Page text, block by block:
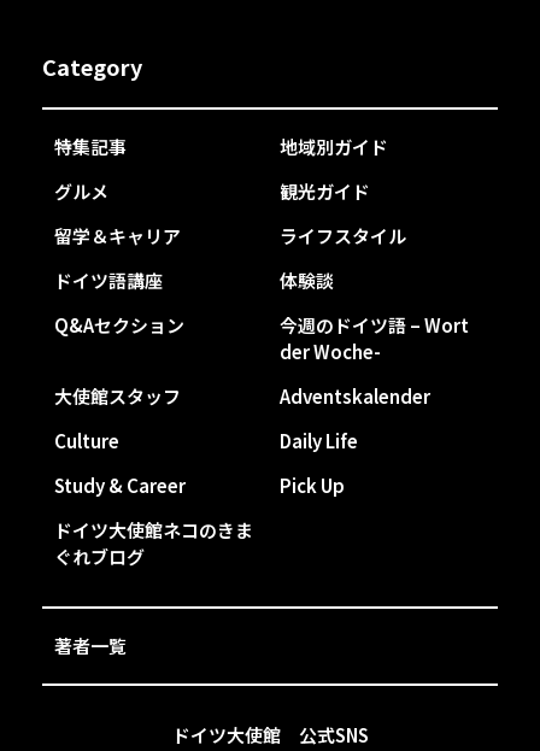
ドイツ大使館 公式SNS
Category
特集記事
地域別ガイド
グルメ
観光ガイド
留学＆キャリア
ライフスタイル
ドイツ語講座
体験談
Q&Aセクション
今週のドイツ語 – Wort
der Woche-
大使館スタッフ
Adventskalender
Culture
Daily Life
Study & Career
Pick Up
ドイツ大使館ネコのきま
ぐれブログ
著者一覧